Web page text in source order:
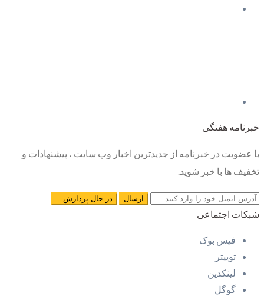
خبرنامه هفتگی
با عضویت در خبرنامه از جدیدترین اخبار وب سایت ، پیشنهادات و
تخفیف ها با خبر شوید.
شبکات اجتماعی
فیس بوک
توییتر
لینکدین
گوگل